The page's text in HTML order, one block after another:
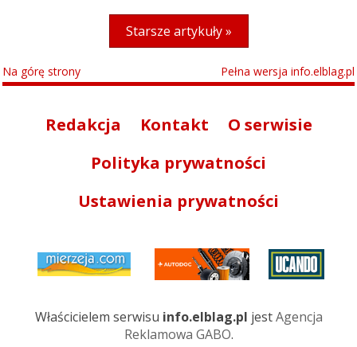
Starsze artykuły »
Na górę strony Pełna wersja info.elblag.pl
Redakcja Kontakt
O serwisie
Polityka prywatności
Ustawienia prywatności
Właścicielem serwisu info.elblag.pl jestAgencja
Reklamowa GABO.